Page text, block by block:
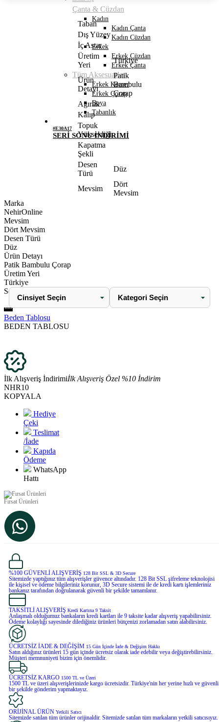
Çanta & Cüzdan
Kadın
Kadın Çanta
Kadın Cüzdan
Erkek
Erkek Cüzdan
Erkek Çanta
Tüm Aksesuarlar
Erkek Kemer
Erkek Çorap
Boya
Tabanlık
#E30A17
SERİ SONU İNDİRİMİ
Taban
Dış Yüzey
İç Astar
Üretim
Yeri
Türkiye
Ürün
Detayı
Patik
Bambulu
Çorap
Ağırlık
Kalıp
Topuk
Yüksekliği
Kapatma
Şekli
Desen
Türü
Düz
Mevsim
Dört
Mevsim
Marka
NehirOnline
Mevsim
Dört Mevsim
Desen Türü
Düz
Ürün Detayı
Patik Bambulu Çorap
Üretim Yeri
Türkiye
Son Baktıklarınız
Beden Tablosu
BEDEN TABLOSU
İlk Alışveriş İndirimiİlk Alışveriş Özel %10 İndirim
NHR10
KOPYALA
Hediye
Çeki
Teslimat
/İade
Kapıda
Ödeme
WhatsApp
Hattı
Fırsat Ürünleri
%100 GÜVENLİ ALIŞVERİŞ 128 Bit SSL & 3D Secure
Sitemizde yaptığınız tüm alışverişler güvence altındadır. 128 Bit SSL şifreleme teknolojisi
ile kişisel ve ödeme bilgileriniz korunur, 3D Secure sistemi ile de kredi kartı işlemleriniz
bankanız tarafından doğrulanarak güvenli bir şekilde tamamlanır.
TAKSİTLİ ALIŞVERİŞ Kredi Kartına 9 Taksit
Anlaşmalı olduğumuz bankaların kredi kartları ile 9 taksite kadar alışveriş yapabilirsiniz.
Ödeme kolaylığı sayesinde dilediğiniz ürünleri bütçenizi zorlamadan satın alabilirsiniz.
ÜCRETSİZ İADE & DEĞİŞİM 15 Gün İçinde İade & Değişim Hakkı
Satın aldığınız ürünleri 15 gün içinde ücretsiz olarak iade edebilir veya değiştirebilirsiniz.
Müşteri memnuniyeti bizim için önemlidir.
ÜCRETSİZ KARGO 1500 TL ve Üzeri
1500 TL ve üzeri alışverişlerinizde kargo ücretsizdir. Türkiye'nin her yerine hızlı ve güvenli
bir şekilde gönderim yapmaktayız.
ORİJİNAL ÜRÜN Yetkili Satıcı
Sitemizde satılan tüm ürünler orijinaldir. Sitemizde satılan tüm markaların yetkili satıcısıyız.